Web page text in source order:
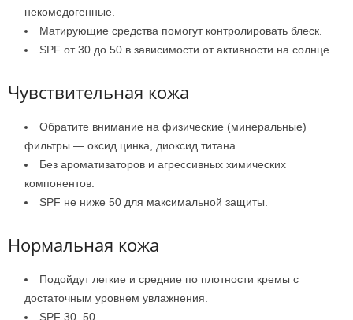
некомедогенные.
Матирующие средства помогут контролировать блеск.
SPF от 30 до 50 в зависимости от активности на солнце.
Чувствительная кожа
Обратите внимание на физические (минеральные)
фильтры — оксид цинка, диоксид титана.
Без ароматизаторов и агрессивных химических
компонентов.
SPF не ниже 50 для максимальной защиты.
Нормальная кожа
Подойдут легкие и средние по плотности кремы с
достаточным уровнем увлажнения.
SPF 30–50.